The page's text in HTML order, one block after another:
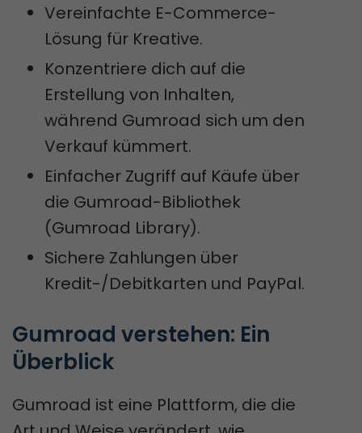
Vereinfachte E-Commerce-
Lösung für Kreative.
Konzentriere dich auf die
Erstellung von Inhalten,
während Gumroad sich um den
Verkauf kümmert.
Einfacher Zugriff auf Käufe über
die Gumroad-Bibliothek
(Gumroad Library).
Sichere Zahlungen über
Kredit-/Debitkarten und PayPal.
Gumroad verstehen: Ein
Überblick
Gumroad ist eine Plattform, die die